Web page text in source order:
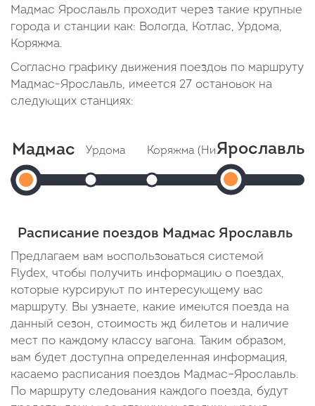
Мадмас Ярославль проходит через такие крупные
города и станции как: Вологда, Котлас, Урдома,
Коряжма.
Согласно графику движения поездов по маршруту
Мадмас-Ярославль, имеется 27 остановок на
следующих станциях:
Мадмас
Мадмас
Отправление:
Урдома
Прибытие: 16:23
В пути: 59 минут
Коряжма (Низовка)
Прибытие: 17:38
Отправление: 17:42
В пути: 2 часа 14 минут
Ярославль
Главный
10:46
В
пути:
19
часов
22
минуты
Расписание поездов Мадмас Ярославль
Предлагаем вам воспользоваться системой
Flydex, чтобы получить информацию о поездах,
которые курсируют по интересующему вас
маршруту. Вы узнаете, какие имеются поезда на
данный сезон, стоимость жд билетов и наличие
мест по каждому классу вагона. Таким образом,
вам будет доступна определенная информация,
касаемо расписания поездов Мадмас–Ярославль.
По маршруту следования каждого поезда, будут